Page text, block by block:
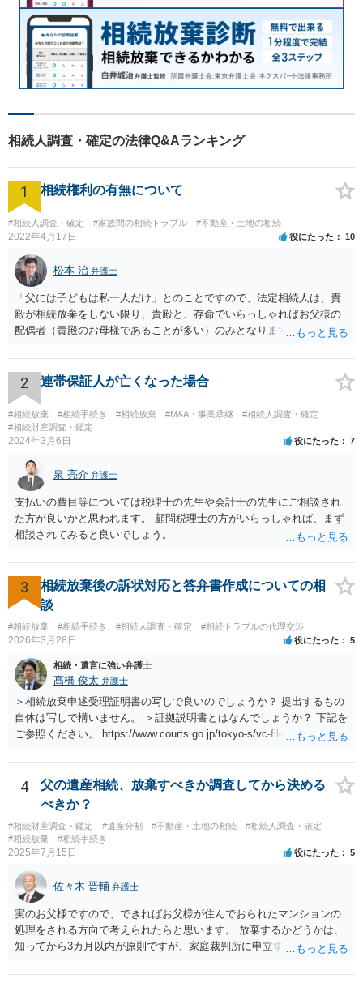
相続人調査・確定の法律Q&Aランキング
1 相続権利の有無について
#相続人調査・確定 #家族間の相続トラブル #不動産・土地の相続
2022年4月17日 役にたった 10
松本 治 弁護士
「父には子どもは私一人だけ」とのことですので、法定相続人は、貴
殿が相続放棄をしない限り、貴殿と、存命でいらっしゃればお父様の
配偶者（貴殿のお母様であることが多い）のみとなります。遺言がな
2 連帯保証人が亡くなった場合
#相続放棄 #相続手続き #相続放棄 #M&A・事業承継
#相続人調査・確定
#相続財産調査・鑑定
2024年3月6日 役にたった 7
泉 亮介 弁護士
支払いの費目等については税理士の先生や会計士の先生にご相談され
た方が良いかと思われます。 顧問税理士の方がいらっしゃれば、まず
相談されてみると良いでしょう。
3
相続放棄後の訴状対応と答弁書作成についての相
談
#相続放棄 #相続手続き #相続人調査・確定 #相続トラブルの代理交渉
2026年3月28日 役にたった 5
相続・遺言に強い弁護士
髙橋 俊太 弁護士
＞相続放棄申述受理証明書の写しで良いのでしょうか？ 提出するもの
自体は写しで構いません。 ＞証拠説明書とはなんでしょうか？ 下記を
ご参照ください。 https://www.courts.go.jp/tokyo-s/vc-files/tokyo-s/file/
4
父の遺産相続、放棄すべきか調査してから決める
べきか？
#相続財産調査・鑑定 #遺産分割 #不動産・土地の相続
#相続人調査・確定
#相続放棄
#相続手続き
2025年7月15日 役にたった 5
佐々木 晋輔 弁護士
実のお父様ですので、できればお父様が住んでおられたマンションの
処理をされる方向で考えられたらと思います。 放棄するかどうかは、
知ってから3カ月以内が原則ですが、家庭裁判所に申立すれば3カ月の
放棄するかどうか決めることができます。 銀行やサラ金が数年も放置